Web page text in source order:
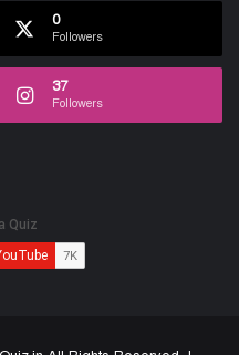
0
Followers
37
Followers